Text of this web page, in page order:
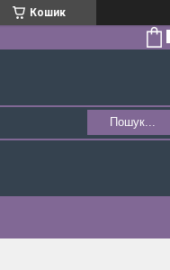
Кошик
Пошук...